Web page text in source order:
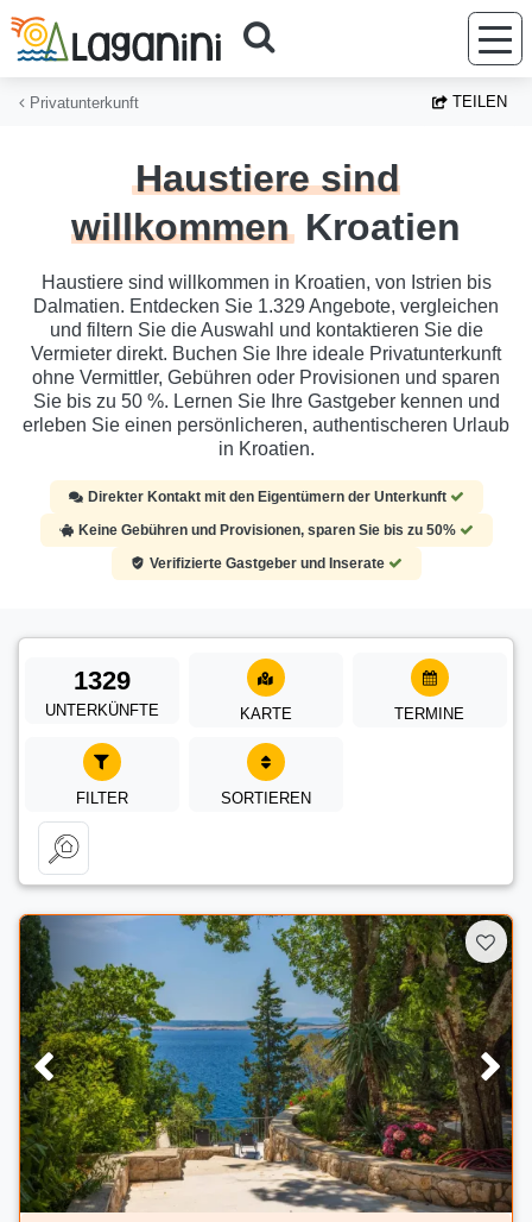
Zum Hauptinhalt springen
Privatunterkunft TEILEN
Haustiere sind
willkommenKroatien
Haustiere sind willkommen in Kroatien, von Istrien bis
Dalmatien. Entdecken Sie 1.329 Angebote, vergleichen
und filtern Sie die Auswahl und kontaktieren Sie die
Vermieter direkt. Buchen Sie Ihre ideale Privatunterkunft
ohne Vermittler, Gebühren oder Provisionen und sparen
Sie bis zu 50 %. Lernen Sie Ihre Gastgeber kennen und
erleben Sie einen persönlicheren, authentischeren Urlaub
in Kroatien.
Direkter Kontakt mit den Eigentümern der Unterkunft
Keine Gebühren und Provisionen, sparen Sie bis zu 50%
Verifizierte Gastgeber und Inserate
1329
UNTERKÜNFTE KARTE TERMINE
FILTER SORTIEREN